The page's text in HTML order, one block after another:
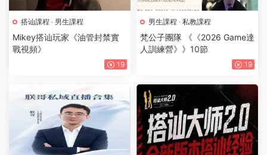
搭讪課程 · 男生課程
Mikey搭讪玩家《油管封禁實
戰視頻》
19
男生課程 · 私教課程
梵公子團隊 《《2026 Game達
人訓練營》》10節
19